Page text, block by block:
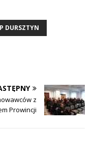
DURSZTYN
z
Prowincji